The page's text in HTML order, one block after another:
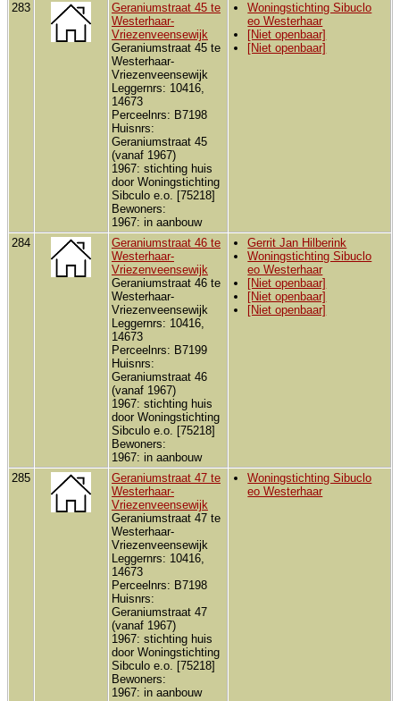
283
Geraniumstraat 45 te
Westerhaar-
Vriezenveensewijk
Geraniumstraat 45 te
Westerhaar-
Vriezenveensewijk
Leggernrs: 10416,
14673
Perceelnrs: B7198
Huisnrs:
Geraniumstraat 45
(vanaf 1967)
1967: stichting huis
door Woningstichting
Sibculo e.o. [75218]
Bewoners:
1967: in aanbouw
Woningstichting Sibuclo
eo Westerhaar
[Niet openbaar]
[Niet openbaar]
284
Geraniumstraat 46 te
Westerhaar-
Vriezenveensewijk
Geraniumstraat 46 te
Westerhaar-
Vriezenveensewijk
Leggernrs: 10416,
14673
Perceelnrs: B7199
Huisnrs:
Geraniumstraat 46
(vanaf 1967)
1967: stichting huis
door Woningstichting
Sibculo e.o. [75218]
Bewoners:
1967: in aanbouw
Gerrit Jan Hilberink
Woningstichting Sibuclo
eo Westerhaar
[Niet openbaar]
[Niet openbaar]
[Niet openbaar]
285
Geraniumstraat 47 te
Westerhaar-
Vriezenveensewijk
Geraniumstraat 47 te
Westerhaar-
Vriezenveensewijk
Leggernrs: 10416,
14673
Perceelnrs: B7198
Huisnrs:
Geraniumstraat 47
(vanaf 1967)
1967: stichting huis
door Woningstichting
Sibculo e.o. [75218]
Bewoners:
1967: in aanbouw
Woningstichting Sibuclo
eo Westerhaar